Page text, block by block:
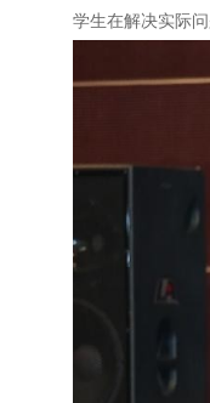
学生在解决实际